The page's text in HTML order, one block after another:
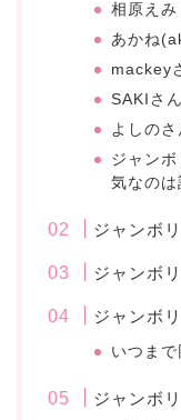
相原えみ
あかね
mackey
SAKIさん
よしの
ジャン
気なのは
ジャンボ
ジャンボ
ジャンボ
いつま
ジャンボ